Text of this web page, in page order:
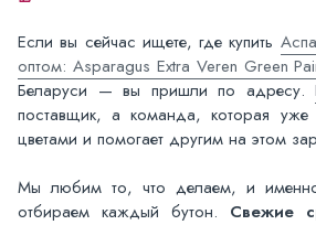
Если вы сейчас ищете, где купить
оптом: Asparagus Extra Veren Green
Беларуси — вы пришли по адресу.
поставщик, а команда, которая
цветами и помогает другим на этом
Мы любим то, что делаем, и именно
отбираем каждый бутон. Свежие